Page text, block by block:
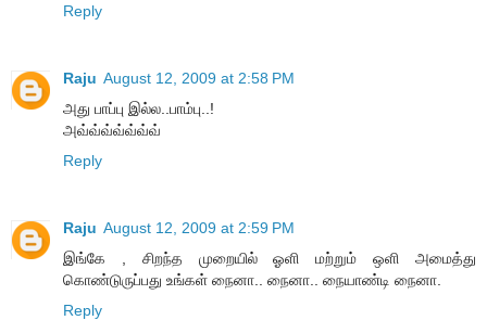
Reply
Raju August 12, 2009 at 2:58 PM
அது பாப்பு இல்ல..பாம்பு..!
அவ்வ்வ்வ்வ்வ்வ்
Reply
Raju August 12, 2009 at 2:59 PM
இங்கே , சிறந்த முறையில் ஓளி மற்றும் ஒளி அமைத்து
கொண்டுருப்பது உங்கள் நைனா.. நைனா.. நையாண்டி நைனா.
Reply